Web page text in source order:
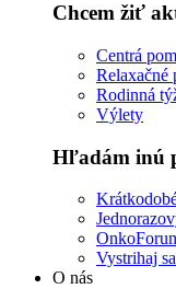
Chcem žiť
Centrá
Relaxačné
Rodinná
Výlety
Hľadám inú
Vystrihaj
O nás